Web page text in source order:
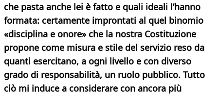
che pasta anche lei è fatto e quali ideali l’hanno
formata: certamente improntati al quel binomio
«disciplina e onore» che la nostra Costituzione
propone come misura e stile del servizio reso da
quanti esercitano, a ogni livello e con diverso
grado di responsabilità, un ruolo pubblico. Tutto
ciò mi induce a considerare con ancora più